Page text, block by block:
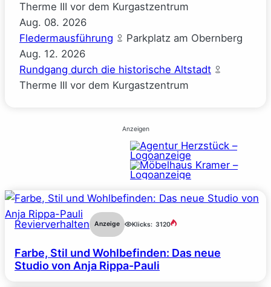
Therme III vor dem Kurgastzentrum
Aug. 08. 2026
Fledermausführung
Parkplatz am Obernberg
Aug. 12. 2026
Rundgang durch die historische Altstadt
Therme III vor dem Kurgastzentrum
Anzeigen
Revierverhalten Anzeige Klicks: 3120
Farbe, Stil und Wohlbefinden: Das neue
Studio von Anja Rippa-Pauli